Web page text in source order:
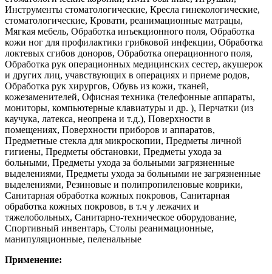
Инструменты стоматологические, Кресла гинекологические,
стоматологические, Кровати, реанимационные матрацы,
Мягкая мебель, Обработка инъекционного поля, Обработка
кожи ног для профилактики грибковой инфекции, Обработка
локтевых сгибов доноров, Обработка операционного поля,
Обработка рук операционных медицинских сестер, акушерок
и других лиц, учавствующих в операциях и приеме родов,
Обработка рук хирургов, Обувь из кожи, тканей,
кожезаменителей, Офисная техника (телефонные аппараты,
мониторы, компьютерные клавиатуры и др. ), Перчатки (из
каучука, латекса, неопрена и т.д.), Поверхности в
помещениях, Поверхности приборов и аппаратов,
Предметные стекла для микроскопии, Предметы личной
гигиены, Предметы обстановки, Предметы ухода за
больными, Предметы ухода за больными загрязненные
выделениями, Предметы ухода за больными не загрязненные
выделениями, Резиновые и полипропиленовые коврики,
Санитарная обработка кожных покровов, Санитарная
обработка кожных покровов, в т.ч у лежачих и
тяжелобольных, Санитарно-техническое оборудование,
Спортивный инвентарь, Столы реанимационные,
манипуляционные, пеленальные
Применение: